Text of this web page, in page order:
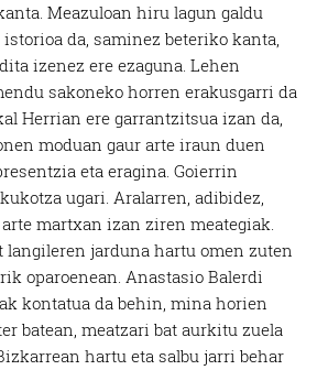
Meazuloan hiru lagun galdu
da, saminez beteriko kanta,
izenez ere ezaguna. Lehen
sakoneko horren erakusgarri da
Herrian ere garrantzitsua izan da,
moduan gaur arte iraun duen
eta eragina. Goierrin
ugari. Aralarren, adibidez,
martxan izan ziren meategiak.
langileren jarduna hartu omen zuten
oparoenean. Anastasio Balerdi
kontatua da behin, mina horien
batean, meatzari bat aurkitu zuela
hartu eta salbu jarri behar